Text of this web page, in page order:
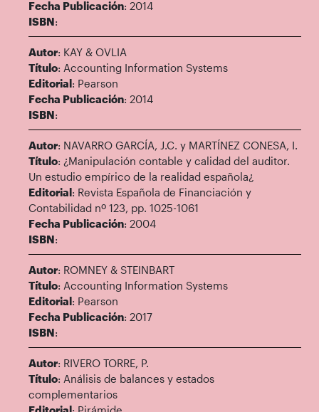
Fecha Publicación: 2014
ISBN:
Autor: KAY & OVLIA
Título: Accounting Information Systems
Editorial: Pearson
Fecha Publicación: 2014
ISBN:
Autor: NAVARRO GARCÍA, J.C. y MARTÍNEZ CONESA, I.
Título: ¿Manipulación contable y calidad del auditor.
Un estudio empírico de la realidad española¿
Editorial: Revista Española de Financiación y
Contabilidad nº 123, pp. 1025-1061
Fecha Publicación: 2004
ISBN:
Autor: ROMNEY & STEINBART
Título: Accounting Information Systems
Editorial: Pearson
Fecha Publicación: 2017
ISBN:
Autor: RIVERO TORRE, P.
Título: Análisis de balances y estados
complementarios